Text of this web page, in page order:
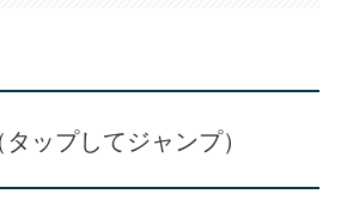
ップしてジャンプ）